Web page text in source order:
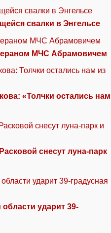
свалки в Энгельсе
МЧС Абрамовичем
«Толчки остались нам
снесут луна-парк
ударит 39-